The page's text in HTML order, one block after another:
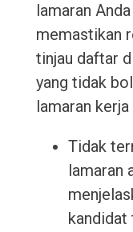
lamaran
memastikan
tinjau daftar
yang tidak
lamaran kerja
Tidak
lamaran
kandidat